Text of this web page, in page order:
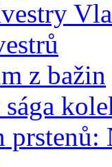
z bažin